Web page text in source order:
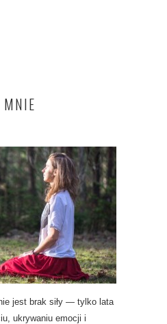
MNIE
jest brak siły — tylko lata
ukrywaniu emocji i